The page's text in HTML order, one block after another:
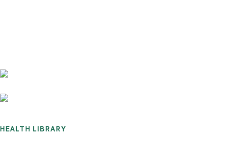
HEALTH LIBRARY